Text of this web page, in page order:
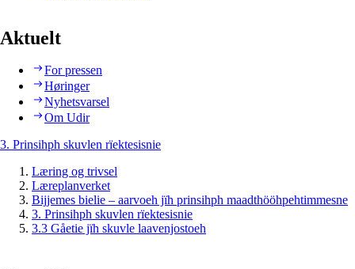
Aktuelt
For pressen
Høringer
Nyhetsvarsel
Om Udir
3. Prinsihph skuvlen rïektesisnie
Læring og trivsel
Læreplanverket
Bijjemes bielie – aarvoeh jïh prinsihph maadthööhpehtimmesne
3. Prinsihph skuvlen rïektesisnie
3.3 Gåetie jïh skuvle laavenjostoeh